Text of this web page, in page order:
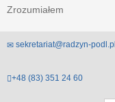
Zrozumiałem
sekretariat@radzyn-podl.pl
+48 (83) 351 24 60